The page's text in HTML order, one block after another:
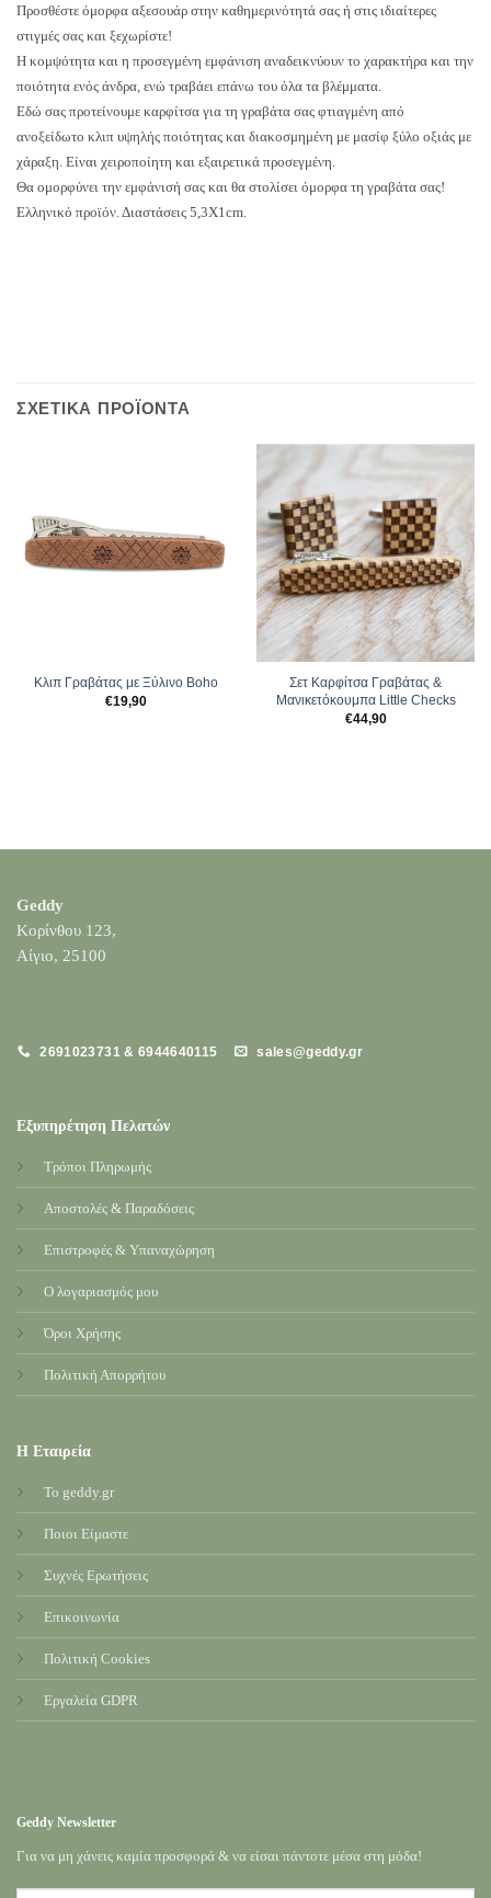
Προσθέστε όμορφα αξεσουάρ στην καθημερινότητά σας ή στις ιδιαίτερες
στιγμές σας και ξεχωρίστε!
Η κομψότητα και η προσεγμένη εμφάνιση αναδεικνύουν το χαρακτήρα και την
ποιότητα ενός άνδρα, ενώ τραβάει επάνω του όλα τα βλέμματα.
Εδώ σας προτείνουμε καρφίτσα για τη γραβάτα σας φτιαγμένη από
ανοξείδωτο κλιπ υψηλής ποιότητας και διακοσμημένη με μασίφ ξύλο οξιάς με
χάραξη. Είναι χειροποίητη και εξαιρετικά προσεγμένη.
Θα ομορφύνει την εμφάνισή σας και θα στολίσει όμορφα τη γραβάτα σας!
Ελληνικό προϊόν. Διαστάσεις 5,3Χ1cm.
ΣΧΕΤΙΚΆ ΠΡΟΪΌΝΤΑ
Κλιπ Γραβάτας με Ξύλινο Boho
€19,90
Σετ Καρφίτσα Γραβάτας &
Μανικετόκουμπα Little Checks
€44,90
Geddy
Κορίνθου 123,
Αίγιο, 25100
2691023731 & 6944640115 sales@geddy.gr
Εξυπηρέτηση Πελατών
Τρόποι Πληρωμής
Αποστολές & Παραδόσεις
Επιστροφές & Υπαναχώρηση
Ο λογαριασμός μου
Όροι Χρήσης
Πολιτική Απορρήτου
Η Εταιρεία
Το geddy.gr
Ποιοι Είμαστε
Συχνές Ερωτήσεις
Επικοινωνία
Πολιτική Cookies
Εργαλεία GDPR
Geddy Newsletter
Για να μη χάνεις καμία προσφορά & να είσαι πάντοτε μέσα στη μόδα!